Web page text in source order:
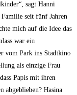
sagt Hanni
seit fünf Jahren
mich auf die Idee das
war ein
vom Park ins Stadtkino
als einzige Frau
Papis mit ihren
abgeblieben? Hasina